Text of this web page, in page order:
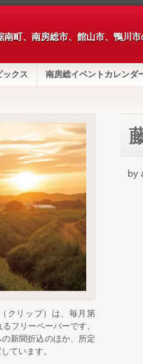
南町、南房総市、館山市、鴨川
ックス 南房総イベントカレンダ
by
クリップ）は、毎月第
フリーペーパーです。
新聞折込のほか、所定
ています。